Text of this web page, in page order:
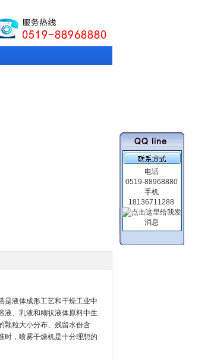
是液体成形工艺和干燥工业中
液、乳液和糊状液体原料中生
颗粒大小分布、残留水份含
时，喷雾干燥机是十分理想的
电话
0519-88968880
手机
18136711288